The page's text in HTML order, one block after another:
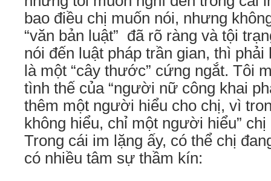
bao điều chị muốn nói, nhưng
“văn bản luật” đã rõ ràng và tội
nói đến luật pháp trần gian, thì phải
là một “cây thước” cứng ngắt. Tôi
tình thế của “người nữ công khai
thêm một người hiểu cho chị, vì
không hiểu, chỉ một người hiểu”
Trong cái im lặng ấy, có thể chị
có nhiều tâm sự thầm kín: